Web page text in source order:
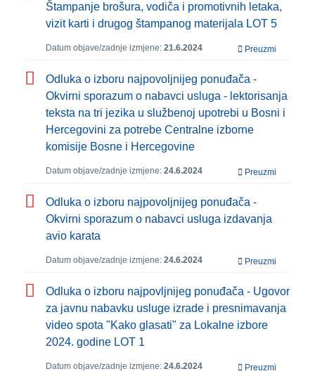
Štampanje brošura, vodiča i promotivnih letaka,
vizit karti i drugog štampanog materijala LOT 5
Datum objave/zadnje izmjene: 21.6.2024 Preuzmi
Odluka o izboru najpovoljnijeg ponuđača -
Okvirni sporazum o nabavci usluga - lektorisanja
teksta na tri jezika u službenoj upotrebi u Bosni i
Hercegovini za potrebe Centralne izborne
komisije Bosne i Hercegovine
Datum objave/zadnje izmjene: 24.6.2024 Preuzmi
Odluka o izboru najpovoljnijeg ponuđača -
Okvirni sporazum o nabavci usluga izdavanja
avio karata
Datum objave/zadnje izmjene: 24.6.2024 Preuzmi
Odluka o izboru najpovljnijeg ponuđača - Ugovor
za javnu nabavku usluge izrade i presnimavanja
video spota "Kako glasati" za Lokalne izbore
2024. godine LOT 1
Datum objave/zadnje izmjene: 24.6.2024 Preuzmi